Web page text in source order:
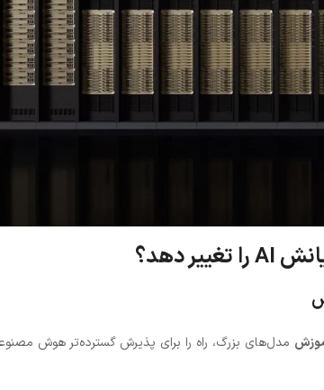
مدل‌های بزرگ، راه را برای پذیرش گسترده‌تر هوش